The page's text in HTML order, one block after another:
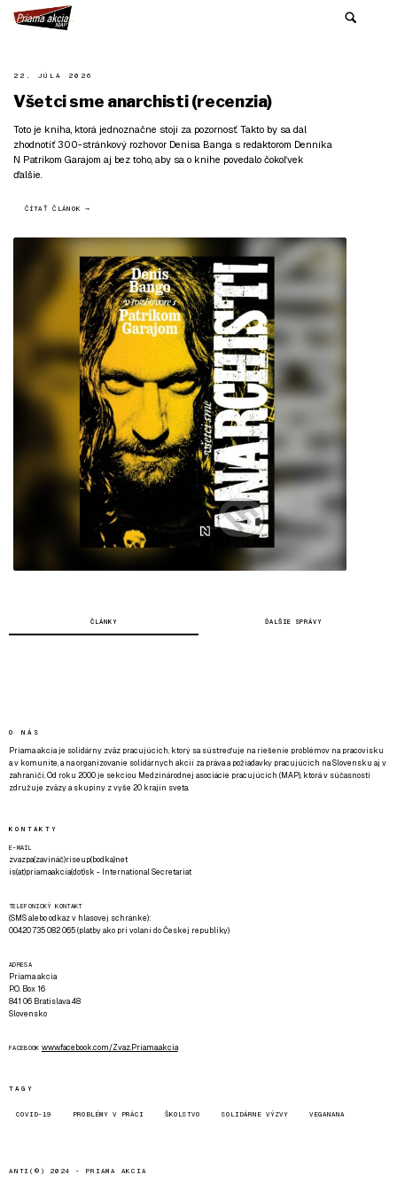
22. JÚLA 2026
Všetci sme anarchisti (recenzia)
Toto je kniha, ktorá jednoznačne stojí za pozornosť. Takto by sa dal
zhodnotiť 300-stránkový rozhovor Denisa Banga s redaktorom Denníka
N Patrikom Garajom aj bez toho, aby sa o knihe povedalo čokoľvek
ďalšie.
ČÍTAŤ ČLÁNOK →
ČLÁNKY ĎALŠIE SPRÁVY
O NÁS
Priama akcia je solidárny zväz pracujúcich, ktorý sa sústreďuje na riešenie problémov na pracovisku
a v komunite, a na organizovanie solidárnych akcií za práva a požiadavky pracujúcich na Slovensku aj v
zahraničí. Od roku 2000 je sekciou Medzinárodnej asociácie pracujúcich (MAP), ktorá v súčasnosti
združuje zväzy a skupiny z vyše 20 krajín sveta.
KONTAKTY
E-MAIL
zvazpa(zavináč)riseup(bodka)net
is(at)priamaakcia(dot)sk - International Secretariat
TELEFONICKÝ KONTAKT
(SMS alebo odkaz v hlasovej schránke):
00420 735 082 065 (platby ako pri volaní do Českej republiky)
ADRESA
Priama akcia
P.O. Box 16
841 06 Bratislava 48
Slovensko
FACEBOOK www.facebook.com/Zvaz.Priama.akcia
TAGY
COVID-19 PROBLÉMY V PRÁCI ŠKOLSTVO SOLIDÁRNE VÝZVY VEGANANA
ANTI(©) 2024 - PRIAMA AKCIA